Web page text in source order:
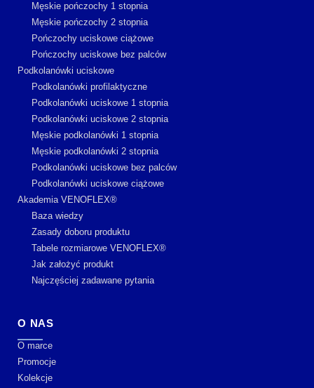
Męskie pończochy 1 stopnia
Męskie pończochy 2 stopnia
Pończochy uciskowe ciążowe
Pończochy uciskowe bez palców
Podkolanówki uciskowe
Podkolanówki profilaktyczne
Podkolanówki uciskowe 1 stopnia
Podkolanówki uciskowe 2 stopnia
Męskie podkolanówki 1 stopnia
Męskie podkolanówki 2 stopnia
Podkolanówki uciskowe bez palców
Podkolanówki uciskowe ciążowe
Akademia VENOFLEX®
Baza wiedzy
Zasady doboru produktu
Tabele rozmiarowe VENOFLEX®
Jak założyć produkt
Najczęściej zadawane pytania
O NAS
O marce
Promocje
Kolekcje